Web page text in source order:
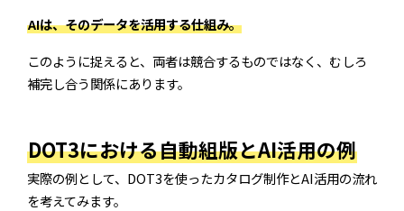
AIは、そのデータを活用する仕組み。
このように捉えると、両者は競合するものではなく、むしろ
補完し合う関係にあります。
DOT3における自動組版とAI活用の例
実際の例として、DOT3を使ったカタログ制作とAI活用の流れ
を考えてみます。